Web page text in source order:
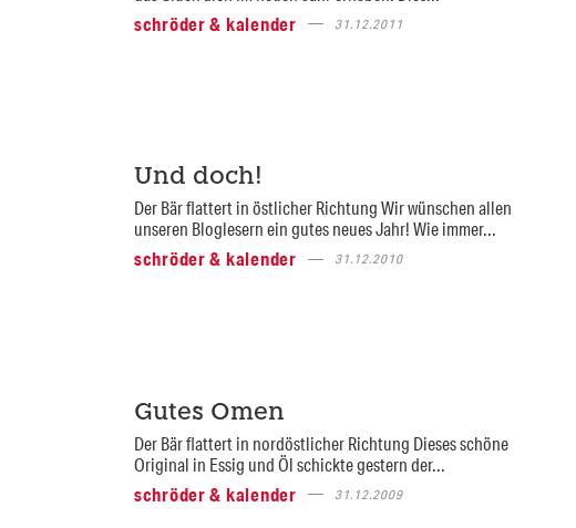
schröder & kalender
31.12.2011
Und doch!
Der Bär flattert in östlicher Richtung Wir wünschen allen
unseren Bloglesern ein gutes neues Jahr! Wie immer...
schröder & kalender
31.12.2010
Gutes Omen
Der Bär flattert in nordöstlicher Richtung Dieses schöne
Original in Essig und Öl schickte gestern der...
schröder & kalender
31.12.2009